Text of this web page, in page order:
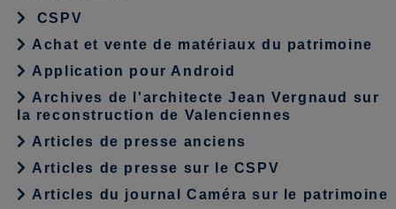
CSPV
Achat et vente de matériaux du patrimoine
Application pour Android
Archives de l'architecte Jean Vergnaud sur
la reconstruction de Valenciennes
Articles de presse anciens
Articles de presse sur le CSPV
Articles du journal Caméra sur le patrimoine